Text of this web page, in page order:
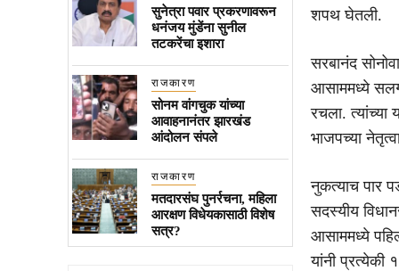
सुनेत्रा पवार प्रकरणावरून
धनंजय मुंडेंना सुनील
तटकरेंचा इशारा
राजकारण
सोनम वांगचुक यांच्या
आवाहनानंतर झारखंड
आंदोलन संपले
राजकारण
मतदारसंघ पुनर्रचना, महिला
आरक्षण विधेयकासाठी विशेष
सत्र?
शपथ घेतली.
सरबानंद
आसाममध्ये सलग
रचला.
भाजपच्या
नुकत्याच पार
सदस्यीय
आसाममध्ये
यांनी प्रत्येकी